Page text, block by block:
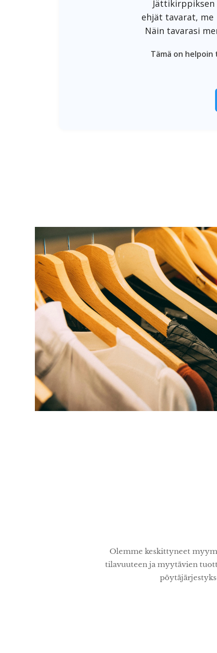
ehjät tavarat, me
Näin tavarasi
Tämä on
Olemme keskittyneet
tilavuuteen ja myytävien